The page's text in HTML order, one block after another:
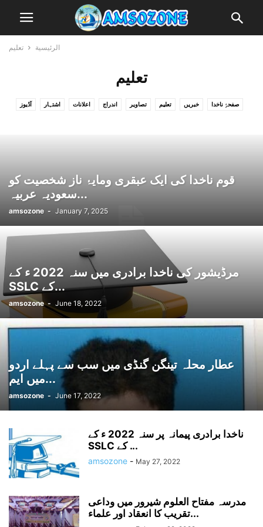
الرئيسية تعلیم
تعلیم
آڈیوز اشتہار اعلانات اندراج تصاویر تعلیم خبریں صفحۂِ ناخدا
قوم ناخدا کی ایک عبقری ومایۂ ناز شخصیت کو
سعودیہ عربیہ...
amsozone - January 7, 2025
مرڈیشور کی ناخدا برادری میں سنہ 2022 ء کے
SSLC کے...
amsozone - June 18, 2022
عطار محلہ تینگن گنڈی میں سب سے پہلے اردو
میں ایم...
amsozone - June 17, 2022
ناخدا برادری پیمانہ پر سنہ 2022 ء کے
SSLC کے ...
amsozone - May 27, 2022
مدرسہ مفتاح العلوم شیرور میں وداعی
تقریب کا انعقاد اور علماء...